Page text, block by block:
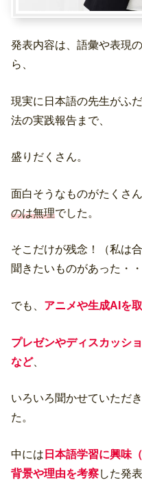
発表内容は、語彙や表現
ら、
現実に日本語の先生がふ
法の実践報告まで、
盛りだくさん。
面白そうなものがたくさ
のは無理でした。
そこだけが残念！（私は
聞きたいものがあった・・
でも、 アニメや生成AIを
プレゼンやディスカッシ
など、
いろいろ聞かせていただ
た。
中には 日本語学習に興味
背景や理由を考察した発